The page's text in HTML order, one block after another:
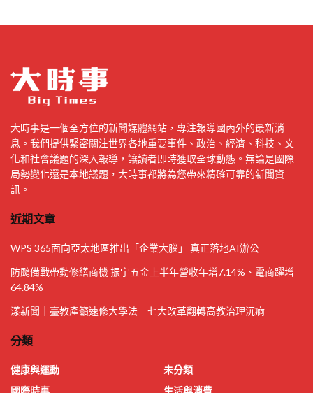
大時事是一個全方位的新聞媒體網站，專注報導國內外的最新消
息。我們提供緊密關注世界各地重要事件、政治、經濟、科技、文
化和社會議題的深入報導，讓讀者即時獲取全球動態。無論是國際
局勢變化還是本地議題，大時事都將為您帶來精確可靠的新聞資
訊。
近期文章
WPS 365面向亞太地區推出「企業大腦」 真正落地AI辦公
防颱備戰帶動修繕商機 振宇五金上半年營收年增7.14%、電商躍增
64.84%
漾新聞｜臺教產籲速修大學法 七大改革翻轉高教治理沉痾
分類
健康與運動
國際時事
未分類
生活與消費